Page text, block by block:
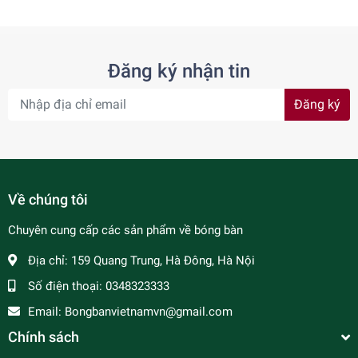
Đăng ký nhận tin
Đăng ký
Về chúng tôi
Chuyên cung cấp các sản phẩm về bóng bàn
Địa chỉ: 159 Quang Trung, Hà Đông, Hà Nội
Số điện thoại: 0348323333
Email: Bongbanvietnamvn@gmail.com
Chính sách